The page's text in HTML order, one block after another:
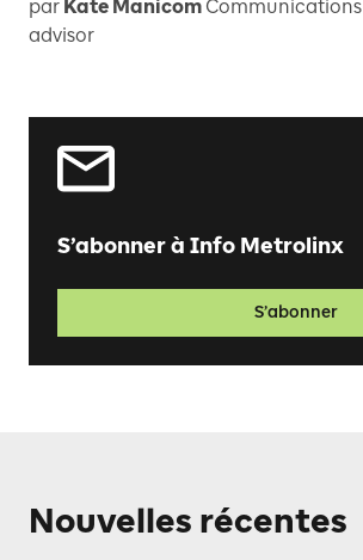
par Kate Manicom
advisor
S’abonner à Info Metrolinx
S’abonner
Nouvelles récentes